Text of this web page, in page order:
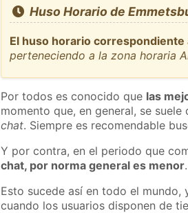
Huso Horario de
El huso horario
perteneciendo a la zona horaria
Por todos es conocido que las
momento que, en general, se
chat. Siempre es recomendable
Y por contra, en el periodo que
chat, por norma general es menor.
Esto sucede así en todo el
cuando los usuarios disponen de